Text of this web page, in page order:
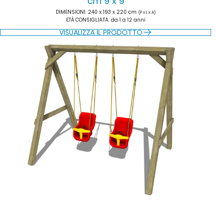
DIMENSIONI: 240 x 193 x 220 cm (P x L x A)
ETÀ CONSIGLIATA: da 1 a 12 anni
VISUALIZZA IL PRODOTTO